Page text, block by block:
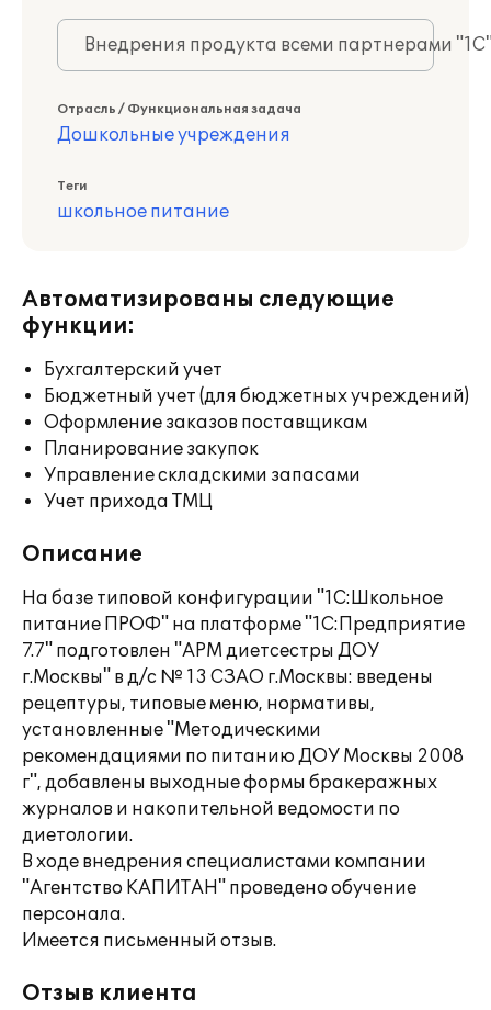
Внедрения продукта всеми партнерами
Отрасль / Функциональная задача
Дошкольные учреждения
Теги
школьное питание
Автоматизированы следующие
функции:
Бухгалтерский учет
Бюджетный учет (для бюджетных учреждений)
Оформление заказов поставщикам
Планирование закупок
Управление складскими запасами
Учет прихода ТМЦ
Описание
На базе типовой конфигурации "1С:Школьное
питание ПРОФ" на платформе "1С:Предприятие
7.7" подготовлен "АРМ диетсестры ДОУ
г.Москвы" в д/с № 13 СЗАО г.Москвы: введены
рецептуры, типовые меню, нормативы,
установленные "Методическими
рекомендациями по питанию ДОУ Москвы 2008
г", добавлены выходные формы бракеражных
журналов и накопительной ведомости по
диетологии.
В ходе внедрения специалистами компании
"Агентство КАПИТАН" проведено обучение
персонала.
Имеется письменный отзыв.
Отзыв клиента